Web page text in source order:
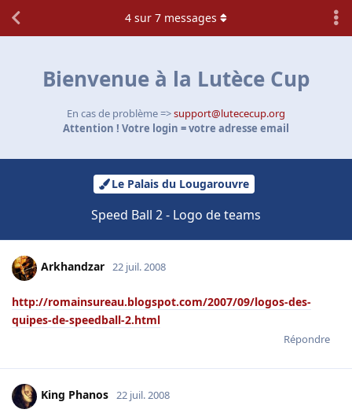
Bienvenue à la Lutèce Cup
En cas de problème =>support@lutececup.org
Attention ! Votre login = votre adresse email
Le Palais du Lougarouvre
Speed Ball 2 - Logo de teams
4 sur 7 messages
Arkhandzar 22 juil. 2008
http://romainsureau.blogspot.com/2007/09/logos-des-
quipes-de-speedball-2.html
Répondre
King Phanos 22 juil. 2008